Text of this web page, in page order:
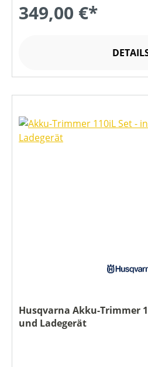
349,00 €*
Husqvarna Akku-Trimmer
und Ladegerät